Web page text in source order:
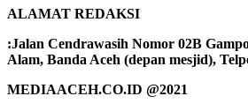
ALAMAT REDAKSI
:Jalan Cendrawasih Nomor 02B
Alam, Banda Aceh (depan mesjid),
MEDIAACEH.CO.ID @2021